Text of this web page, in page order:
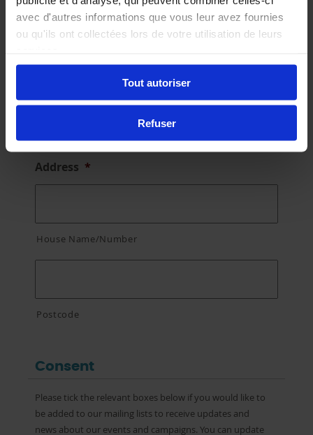
avec d'autres informations que vous leur avez fournies
ou qu'ils ont collectées lors de votre utilisation de leurs
Tout autoriser
Refuser
Comments
Address *
House Name/Number
Postcode
Consent
Communication
Preferences
Please tick the relevant boxes below if you would like to
be added to our mailing lists to receive updates and
news about our events and campaigns. You can update